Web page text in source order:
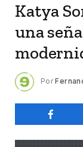
Katya
una
Por